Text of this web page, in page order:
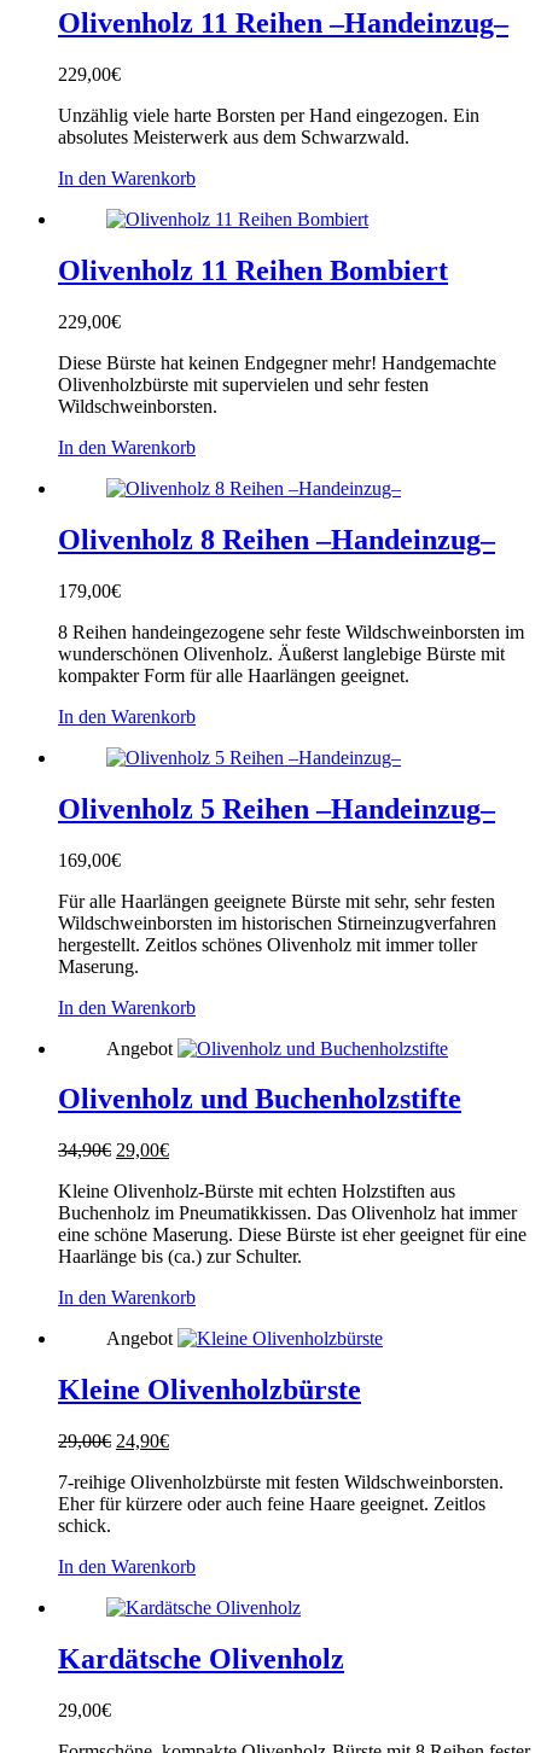
Olivenholz 11 Reihen –Handeinzug–
229,00€
Unzählig viele harte Borsten per Hand eingezogen. Ein
absolutes Meisterwerk aus dem Schwarzwald.
In den Warenkorb
Olivenholz 11 Reihen Bombiert
229,00€
Diese Bürste hat keinen Endgegner mehr! Handgemachte
Olivenholzbürste mit supervielen und sehr festen
Wildschweinborsten.
In den Warenkorb
Olivenholz 8 Reihen –Handeinzug–
179,00€
8 Reihen handeingezogene sehr feste Wildschweinborsten im
wunderschönen Olivenholz. Äußerst langlebige Bürste mit
kompakter Form für alle Haarlängen geeignet.
In den Warenkorb
Olivenholz 5 Reihen –Handeinzug–
169,00€
Für alle Haarlängen geeignete Bürste mit sehr, sehr festen
Wildschweinborsten im historischen Stirneinzugverfahren
hergestellt. Zeitlos schönes Olivenholz mit immer toller
Maserung.
In den Warenkorb
Angebot
Olivenholz und Buchenholzstifte
34,90€ Ursprünglicher
war:
34,90€
29,00€Aktueller
ist:
29,00€.
Kleine Olivenholz-Bürste mit echten Holzstiften aus
Buchenholz im Pneumatikkissen. Das Olivenholz hat immer
eine schöne Maserung. Diese Bürste ist eher geeignet für eine
Haarlänge bis (ca.) zur Schulter.
In den Warenkorb
Angebot
Kleine Olivenholzbürste
29,00€ Ursprünglicher
war:
29,00€
24,90€Aktueller
ist:
24,90€.
7-reihige Olivenholzbürste mit festen Wildschweinborsten.
Eher für kürzere oder auch feine Haare geeignet. Zeitlos
schick.
In den Warenkorb
Kardätsche Olivenholz
29,00€